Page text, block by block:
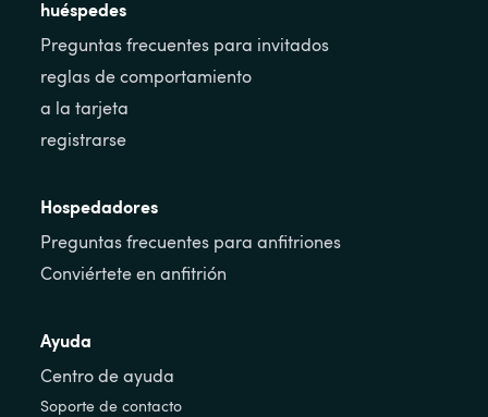
huéspedes
Preguntas frecuentes para invitados
reglas de comportamiento
a la tarjeta
registrarse
Hospedadores
Preguntas frecuentes para anfitriones
Conviértete en anfitrión
Ayuda
Centro de ayuda
Soporte de contacto